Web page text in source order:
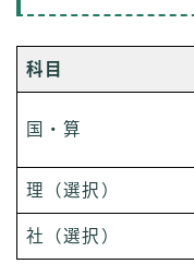
科目
国・算
理（選択）
社（選択）